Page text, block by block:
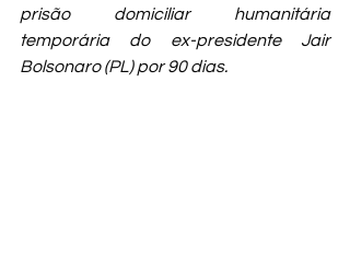
prisão domiciliar humanitária
temporária do ex-presidente Jair
Bolsonaro (PL) por 90 dias.